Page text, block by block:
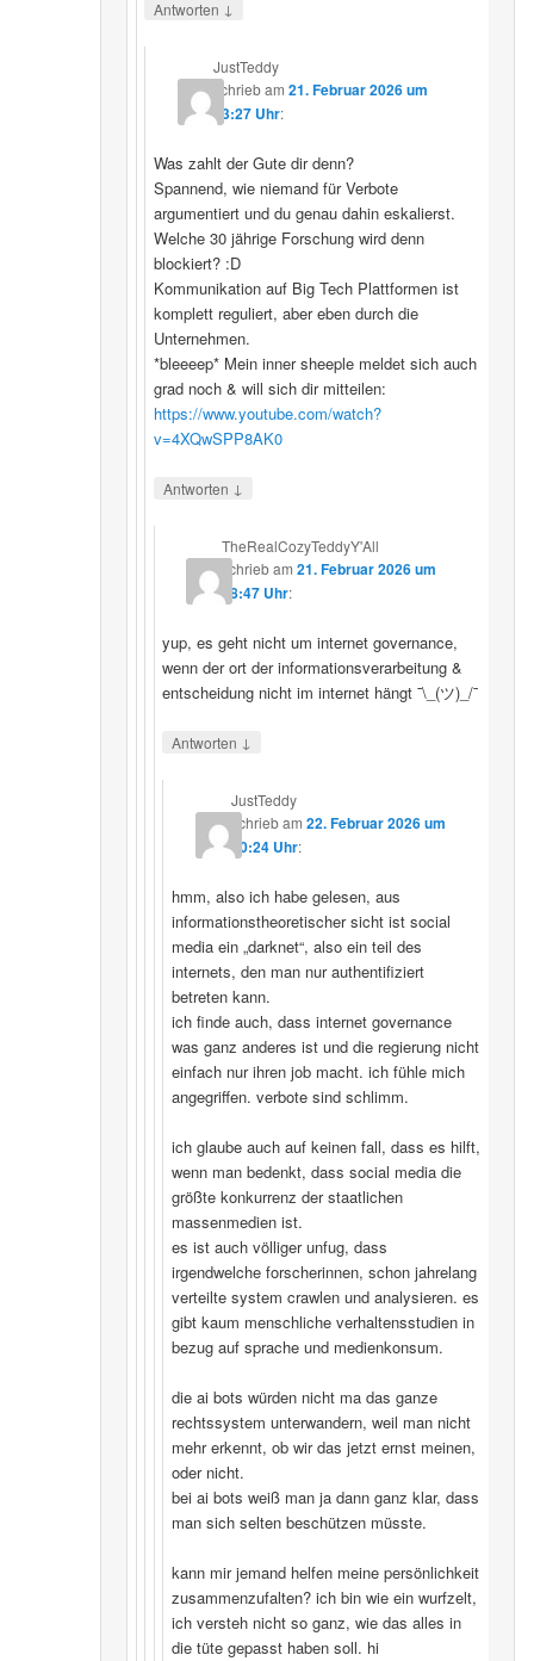
Antworten ↓
JustTeddy
schriebam 21. Februar 2026 um
13:27 Uhr:
Was zahlt der Gute dir denn?
Spannend, wie niemand für Verbote
argumentiert und du genau dahin eskalierst.
Welche 30 jährige Forschung wird denn
blockiert? :D
Kommunikation auf Big Tech Plattformen ist
komplett reguliert, aber eben durch die
Unternehmen.
*bleeeep* Mein inner sheeple meldet sich auch
grad noch & will sich dir mitteilen:
https://www.youtube.com/watch?
v=4XQwSPP8AK0
Antworten ↓
TheRealCozyTeddyY'All
schriebam21. Februar 2026 um
18:47 Uhr:
yup, es geht nicht um internet governance,
wenn der ort der informationsverarbeitung &
entscheidung nicht im internet hängt ¯\_(ツ)_/¯
Antworten ↓
JustTeddy
schriebam 22. Februar 2026 um
20:24 Uhr:
hmm, also ich habe gelesen, aus
informationstheoretischer sicht ist social
media ein „darknet“, also ein teil des
internets, den man nur authentifiziert
betreten kann.
ich finde auch, dass internet governance
was ganz anderes ist und die regierung nicht
einfach nur ihren job macht. ich fühle mich
angegriffen. verbote sind schlimm.
ich glaube auch auf keinen fall, dass es hilft,
wenn man bedenkt, dass social media die
größte konkurrenz der staatlichen
massenmedien ist.
es ist auch völliger unfug, dass
irgendwelche forscherinnen, schon jahrelang
verteilte system crawlen und analysieren. es
gibt kaum menschliche verhaltensstudien in
bezug auf sprache und medienkonsum.
die ai bots würden nicht ma das ganze
rechtssystem unterwandern, weil man nicht
mehr erkennt, ob wir das jetzt ernst meinen,
oder nicht.
bei ai bots weiß man ja dann ganz klar, dass
man sich selten beschützen müsste.
kann mir jemand helfen meine persönlichkeit
zusammenzufalten? ich bin wie ein wurfzelt,
ich versteh nicht so ganz, wie das alles in
die tüte gepasst haben soll. hi